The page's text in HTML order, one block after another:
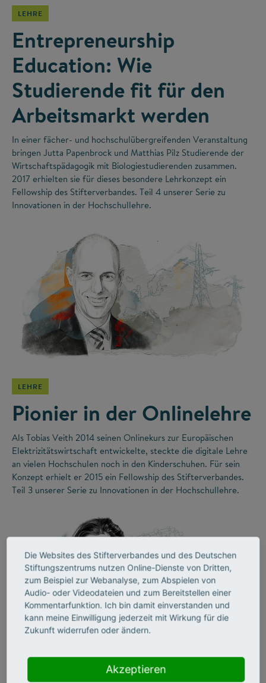
LEHRE
Entrepreneurship
Education: Wie
Studierende fit für den
Arbeitsmarkt werden
In einer fächer- und hochschulübergreifenden Veranstaltung
bringen Jutta Papenbrock und Matthias Pilz Studierende der
Wirtschaftspädagogik mit Biologiestudierenden zusammen.
2017 erhielten sie für dieses besondere Lehrkonzept ein
Fellowship des Stifterverbandes. Teil 4 unserer Serie zu
Innovationen in der Hochschullehre.
©
LEHRE
Pionier in der Onlinelehre
Als Tobias Veith 2014 seinen Onlinekurs zur Europäischen
Elektrizitätswirtschaft entwickelte, steckte die digitale Lehre
an vielen Hochschulen noch in den Kinderschuhen. Für sein
Konzept erhielt er 2015 ein Fellowship des Stifterverbandes.
Teil 3 unserer Serie zu Innovationen in der Hochschullehre.
Die Websites des Stifterverbandes und des Deutschen
Stiftungszentrums nutzen Online-Dienste von Dritten,
zum Beispiel zur Webanalyse, zum Abspielen von
Audio- oder Videodateien und zum Bereitstellen einer
Kommentarfunktion. Ich bin damit einverstanden und
kann meine Einwilligung jederzeit mit Wirkung für die
Zukunft widerrufen oder ändern.
Akzeptieren